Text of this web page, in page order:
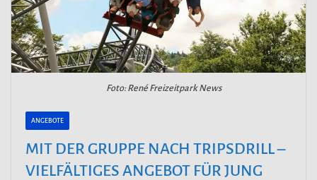
Foto: René Freizeitpark News
ANGEBOTE
MIT DER GRUPPE NACH TRIPSDRILL –
VIELFÄLTIGES ANGEBOT FÜR JUNG